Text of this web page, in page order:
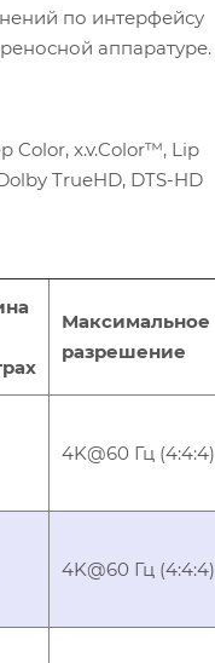
по интерфейсу
аппаратуре.
Color, x.v.Color™, Lip
TrueHD, DTS-HD
Максимальное
разрешение
4K@60 Гц (4:4:4)
4K@60 Гц (4:4:4)